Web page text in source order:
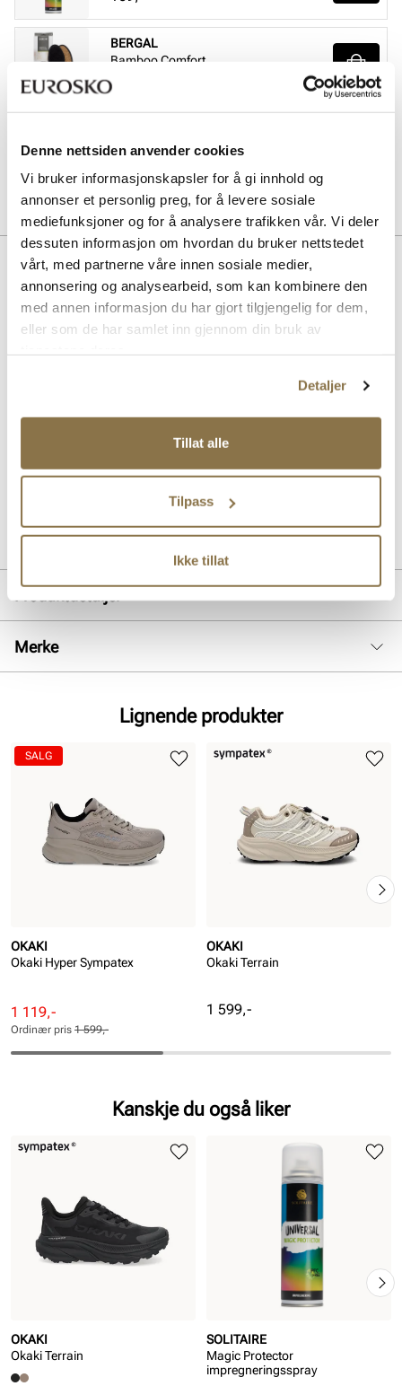
Denne nettsiden anvender cookies
Vi bruker informasjonskapsler for å gi innhold og
annonser et personlig preg, for å levere sosiale
mediefunksjoner og for å analysere trafikken vår. Vi deler
dessuten informasjon om hvordan du bruker nettstedet
vårt, med partnerne våre innen sosiale medier,
annonsering og analysearbeid, som kan kombinere den
med annen informasjon du har gjort tilgjengelig for dem,
eller som de har samlet inn gjennom din bruk av
Detaljer
Tillat alle
Tilpass
Ikke tillat
BERGAL
Bamboo Comfort
Pris
229,-
Sneaker Magic wash
Pris
149,-
Beskrivelse
Atmosphere er en sporty og komfortabel sneaker med vanntett og
pustende Sympatex-membran. Tekstilmaterialet i overdelen gir en
myk og komfortabel passform, og overdelen har i tillegg
risikoen for at de kan henge seg fast i noe. Skoen har en stabilisator i
god demping og har et gummipanel med ekstra godt grep under.
Den bærekraftige Sympatex-membranen gjør at skoen er 100%
vanntett og pustende. Les gjerne mer om Sympatex på våre
temasider her på nettsiden.
Lev. art. nr26V1319
For:Textil
Såle:EVA såle, Gummi
Merke
Lignende produkter
OKAKI
Okaki Hyper Sympatex
Rabattert
pris
Pris
1 119,-
Ordinær
pris
Pris
Ordinær pris 1 599,-
SALG
OKAKI
Okaki Terrain
Pris
1 599,-
Kanskje du også liker
OKAKI
Okaki Terrain
SOLITAIRE
Magic Protector
impregneringsspray